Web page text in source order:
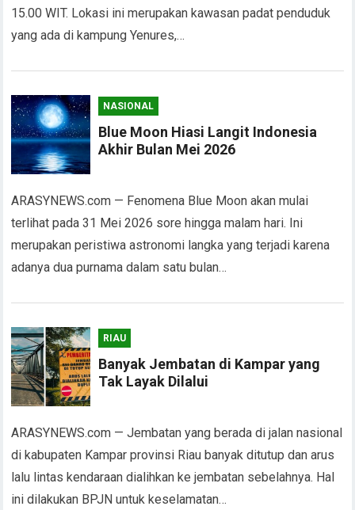
15.00 WIT. Lokasi ini merupakan kawasan padat penduduk
yang ada di kampung Yenures,…
NASIONAL
Blue Moon Hiasi Langit Indonesia
Akhir Bulan Mei 2026
ARASYNEWS.com — Fenomena Blue Moon akan mulai
terlihat pada 31 Mei 2026 sore hingga malam hari. Ini
merupakan peristiwa astronomi langka yang terjadi karena
adanya dua purnama dalam satu bulan…
RIAU
Banyak Jembatan di Kampar yang
Tak Layak Dilalui
ARASYNEWS.com — Jembatan yang berada di jalan nasional
di kabupaten Kampar provinsi Riau banyak ditutup dan arus
lalu lintas kendaraan dialihkan ke jembatan sebelahnya. Hal
ini dilakukan BPJN untuk keselamatan…